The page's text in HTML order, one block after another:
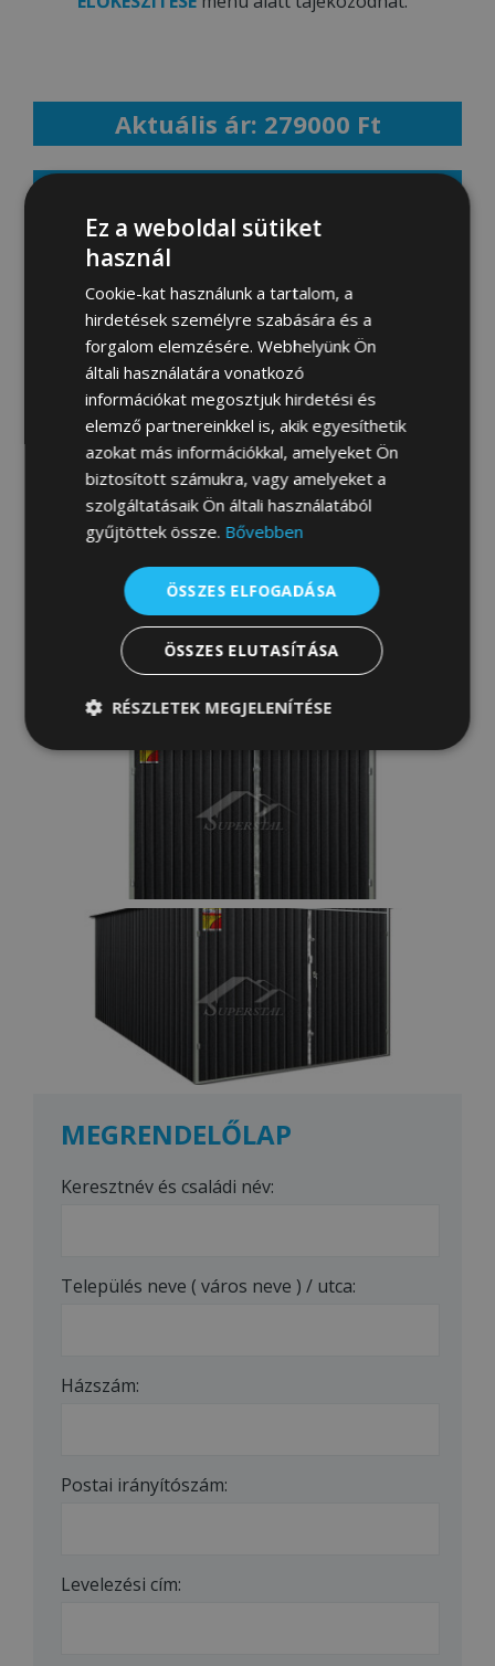
Aktuális ár: 279000 Ft
Fotógaléria:
MEGRENDELŐLAP
Keresztnév és családi név:
Település neve ( város neve ) / utca:
Házszám:
Postai irányítószám:
Levelezési cím:
Ez a weboldal sütiket
használ
Cookie-kat használunk a tartalom, a
hirdetések személyre szabására és a
forgalom elemzésére. Webhelyünk Ön
általi használatára vonatkozó
információkat megosztjuk hirdetési és
elemző partnereinkkel is, akik egyesíthetik
azokat más információkkal, amelyeket Ön
biztosított számukra, vagy amelyeket a
szolgáltatásaik Ön általi használatából
gyűjtöttek össze. Bővebben
ÖSSZES ELFOGADÁSA
ÖSSZES ELUTASÍTÁSA
RÉSZLETEK MEGJELENÍTÉSE
Elengedhetetlenül
szükséges
Teljesítmény
Besorolatlan